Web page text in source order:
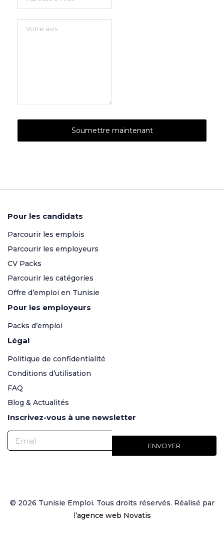
Pour les candidats
Parcourir les emplois
Parcourir les employeurs
CV Packs
Parcourir les catégories
Offre d’emploi en Tunisie
Pour les employeurs
Packs d’emploi
Légal
Politique de confidentialité
Conditions d’utilisation
FAQ
Blog & Actualités
Inscrivez-vous à une newsletter
© 2026 Tunisie Emploi. Tous droits réservés. Réalisé par
l’agence web Novatis